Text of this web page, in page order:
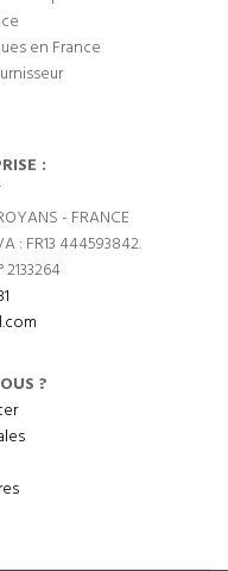
en France
:
- FRANCE
: FR13 444593842.
?